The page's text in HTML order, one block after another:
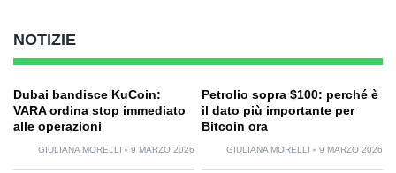
NOTIZIE
Dubai bandisce KuCoin:
VARA ordina stop immediato
alle operazioni
GIULIANA MORELLI 9 MARZO 2026
Petrolio sopra $100: perché è
il dato più importante per
Bitcoin ora
GIULIANA MORELLI 9 MARZO 2026